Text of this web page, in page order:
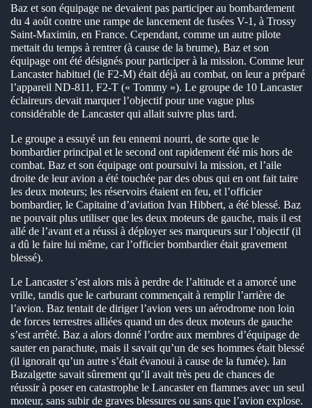
Baz et son équipage ne devaient pas participer au bombardement
du 4 août contre une rampe de lancement de fusées V-1, à Trossy
Saint-Maximin, en France. Cependant, comme un autre pilote
mettait du temps à rentrer (à cause de la brume), Baz et son
équipage ont été désignés pour participer à la mission. Comme leur
Lancaster habituel (le F2-M) était déjà au combat, on leur a préparé
l’appareil ND-811, F2-T (« Tommy »). Le groupe de 10 Lancaster
éclaireurs devait marquer l’objectif pour une vague plus
considérable de Lancaster qui allait suivre plus tard.
Le groupe a essuyé un feu ennemi nourri, de sorte que le
bombardier principal et le second ont rapidement été mis hors de
combat. Baz et son équipage ont poursuivi la mission, et l’aile
droite de leur avion a été touchée par des obus qui en ont fait taire
les deux moteurs; les réservoirs étaient en feu, et l’officier
bombardier, le Capitaine d’aviation Ivan Hibbert, a été blessé. Baz
ne pouvait plus utiliser que les deux moteurs de gauche, mais il est
allé de l’avant et a réussi à déployer ses marqueurs sur l’objectif (il
a dû le faire lui même, car l’officier bombardier était gravement
blessé).
Le Lancaster s’est alors mis à perdre de l’altitude et a amorcé une
vrille, tandis que le carburant commençait à remplir l’arrière de
l’avion. Baz tentait de diriger l’avion vers un aérodrome non loin
de forces terrestres alliées quand un des deux moteurs de gauche
s’est arrêté. Baz a alors donné l’ordre aux membres d’équipage de
sauter en parachute, mais il savait qu’un de ses hommes était blessé
(il ignorait qu’un autre s’était évanoui à cause de la fumée). Ian
Bazalgette savait sûrement qu’il avait très peu de chances de
réussir à poser en catastrophe le Lancaster en flammes avec un seul
moteur, sans subir de graves blessures ou sans que l’avion explose.